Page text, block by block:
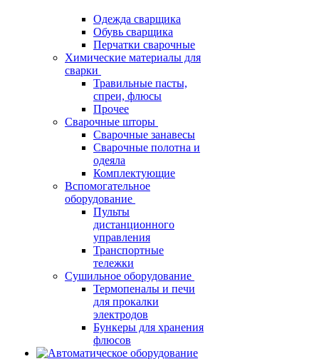
Одежда сварщика
Обувь сварщика
Перчатки сварочные
Химические материалы для
сварки
Травильные пасты,
спреи, флюсы
Прочее
Сварочные шторы
Сварочные занавесы
Сварочные полотна и
одеяла
Комплектующие
Вспомогательное
оборудование
Пульты
дистанционного
управления
Транспортные
тележки
Сушильное оборудование
Термопеналы и печи
для прокалки
электродов
Бункеры для хранения
флюсов